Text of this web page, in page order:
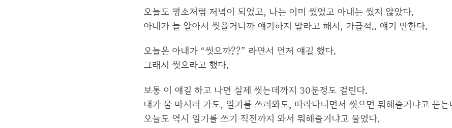
오늘도 평소처럼 저녁이 되었고, 나는 이미 씼었고 아내는 씼지 않았다.
아내가 늘 알아서 씻을거니까 얘기하지 말라고 해서, 가급적.. 얘기 안한다.
오늘은 아내가 “씻으까??” 라면서 먼저 얘길 했다.
그래서 씻으라고 했다.
보통 이 얘길 하고 나면 실제 씻는데까지 30분정도 걸린다.
내가 물 마시러 가도, 일기를 쓰러와도, 따라다니면서 씻으면 뭐해줄거냐고 묻는
오늘도 역시 일기를 쓰기 직전까지 와서 뭐해줄거냐고 물었다.